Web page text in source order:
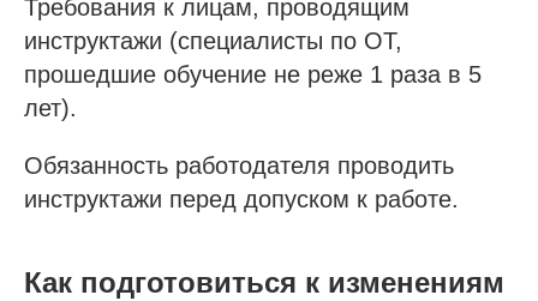
Требования к лицам, проводящим
инструктажи (специалисты по ОТ,
прошедшие обучение не реже 1 раза в 5
лет).
Обязанность работодателя проводить
инструктажи перед допуском к работе.
Как подготовиться к изменениям